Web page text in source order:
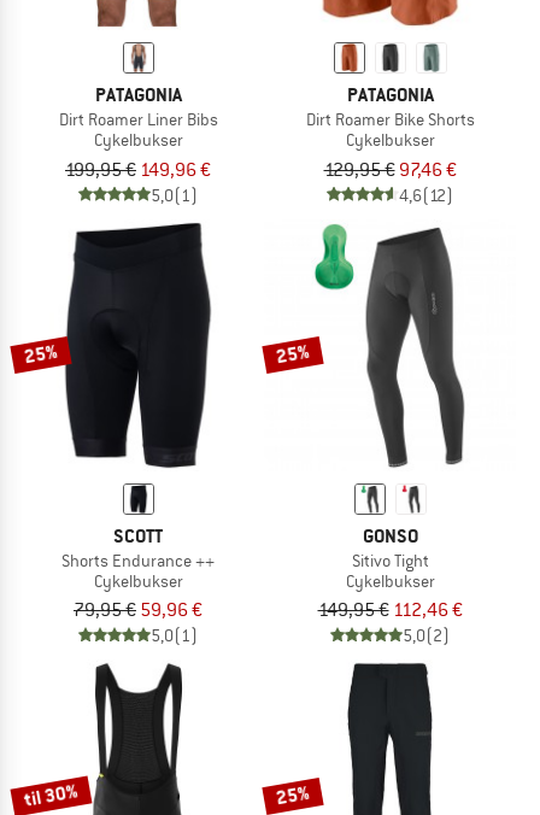
PATAGONIA
Dirt Roamer Liner Bibs
Cykelbukser
199,95 € 149,96 €
5,0(1)
PATAGONIA
Dirt Roamer Bike Shorts
Cykelbukser
129,95 € 97,46 €
4,6(12)
25%
SCOTT
Shorts Endurance ++
Cykelbukser
79,95 € 59,96 €
5,0(1)
25%
GONSO
Sitivo Tight
Cykelbukser
149,95 € 112,46 €
5,0(2)
til 30% 25%